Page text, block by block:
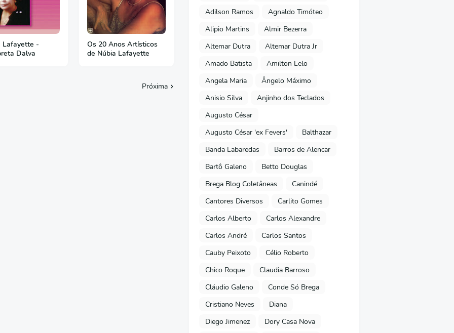
Lafayette -
Dalva
Os 20 Anos Artísticos
de Núbia Lafayette
Próxima
Adilson Ramos
Agnaldo Timóteo
Alipio Martins
Almir Bezerra
Altemar Dutra
Altemar Dutra Jr
Amado Batista
Amilton Lelo
Angela Maria
Ângelo Máximo
Anisio Silva
Anjinho dos Teclados
Augusto César
Augusto César 'ex Fevers'
Balthazar
Banda Labaredas
Barros de Alencar
Bartô Galeno
Betto Douglas
Brega Blog Coletâneas
Canindé
Cantores Diversos
Carlito Gomes
Carlos Alberto
Carlos Alexandre
Carlos André
Carlos Santos
Cauby Peixoto
Célio Roberto
Chico Roque
Claudia Barroso
Cláudio Galeno
Conde Só Brega
Cristiano Neves
Diana
Diego Jimenez
Dory Casa Nova